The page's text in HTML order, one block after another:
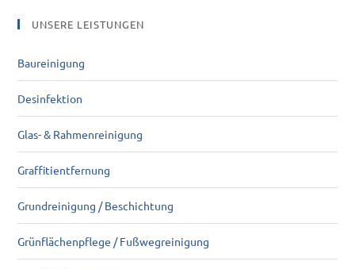
UNSERE LEISTUNGEN
Baureinigung
Desinfektion
Glas- & Rahmenreinigung
Graffitientfernung
Grundreinigung / Beschichtung
Grünflächenpflege / Fußwegreinigung